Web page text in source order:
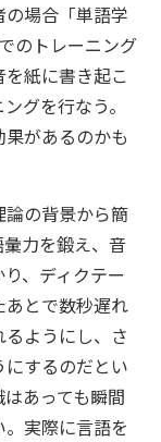
場合「単語学
のトレーニング
紙に書き起こ
グを行なう。
があるのかも
の背景から簡
力を鍛え、音
、ディクテー
とで数秒遅れ
ようにし、さ
するのだとい
あっても瞬間
実際に言語を